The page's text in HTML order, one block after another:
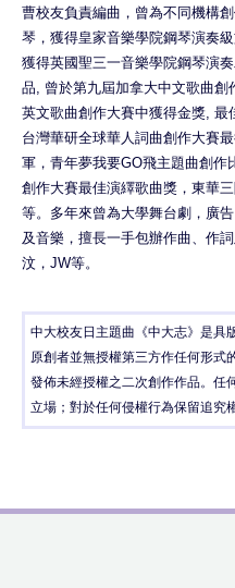
曹校友負責編曲，曾為不同機構
琴，獲得皇家音樂學院鋼琴演奏
獲得英國聖三一音樂學院鋼琴演
品, 曾於第九屆加拿大中文歌曲
英文歌曲創作大賽中獲得金獎,
台灣華研全球華人詞曲創作大賽
軍，青年夢我要GO飛主題曲創作
創作大賽最佳演繹歌曲獎，東華
等。多年來曾為大學舞台劇，廣
及音樂，擅長一手包辦作曲、作
汶，JW等。
中大校友日主題曲《中大志》是具
原創者並無授權第三方作任何形式
發佈未經授權之二次創作作品。任
立場；對於任何侵權行為保留追究